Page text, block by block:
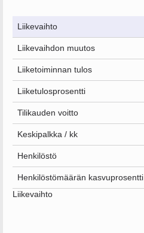
Liikevaihto
Liikevaihdon muutos
Liiketoiminnan tulos
Liiketulosprosentti
Tilikauden voitto
Keskipalkka / kk
Henkilöstö
Henkilöstömäärän kasvuprosentti
Liikevaihto